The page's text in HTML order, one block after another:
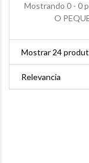
Mostrando 0 - 0
O